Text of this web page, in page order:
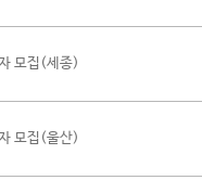
모집(세종)
모집(울산)